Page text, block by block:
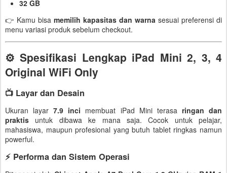
32 GB
👉 Kamu bisa memilih kapasitas dan warna sesuai preferensi di
menu variasi produk sebelum checkout.
⚙️ Spesifikasi Lengkap iPad Mini 2, 3, 4
Original WiFi Only
📺 Layar dan Desain
Ukuran layar7.9 inci membuat iPad Mini terasa ringan dan
praktis untuk dibawa ke mana saja. Cocok untuk pelajar,
mahasiswa, maupun profesional yang butuh tablet ringkas namun
powerful.
⚡ Performa dan Sistem Operasi